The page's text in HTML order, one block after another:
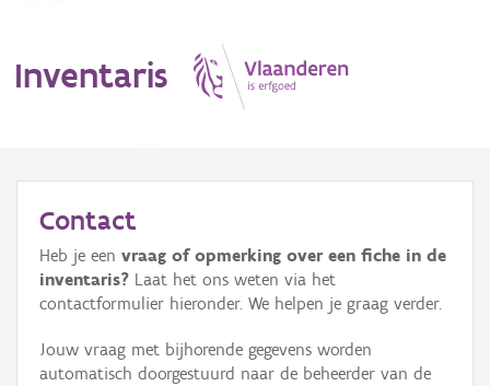
Inventaris
Erfgoedobject
Aanduidingsobject
Waarneming
Contact
Heb je een vraag of opmerking over een fiche in de
inventaris? Laat het ons weten via het
contactformulier hieronder. We helpen je graag verder.
Jouw vraag met bijhorende gegevens worden
automatisch doorgestuurd naar de beheerder van de